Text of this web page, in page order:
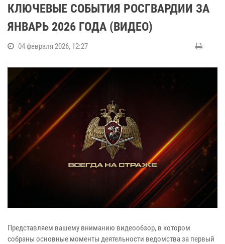
КЛЮЧЕВЫЕ СОБЫТИЯ РОСГВАРДИИ ЗА
ЯНВАРЬ 2026 ГОДА (ВИДЕО)
04 февраля 2026, 12:27
Представляем вашему вниманию видеообзор, в котором
собраны основные моменты деятельности ведомства за первый